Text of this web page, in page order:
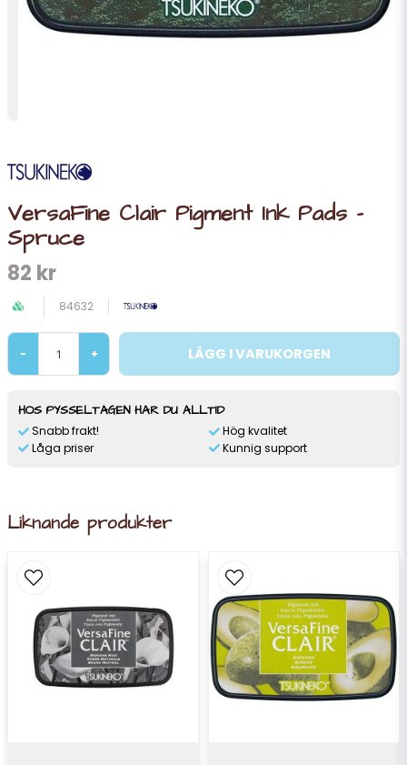
VersaFine Clair Pigment Ink Pads -
Spruce
82 kr
84632
- + LÄGG I VARUKORGEN
HOS PYSSELTAGEN HAR DU ALLTID
Snabb frakt!
Låga priser
Hög kvalitet
Kunnig support
Liknande produkter